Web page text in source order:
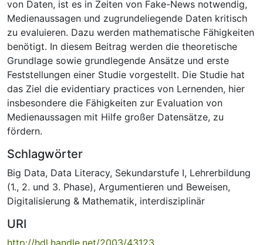
von Daten, ist es in Zeiten von Fake-News notwendig,
Medienaussagen und zugrundeliegende Daten kritisch
zu evaluieren. Dazu werden mathematische Fähigkeiten
benötigt. In diesem Beitrag werden die theoretische
Grundlage sowie grundlegende Ansätze und erste
Feststellungen einer Studie vorgestellt. Die Studie hat
das Ziel die evidentiary practices von Lernenden, hier
insbesondere die Fähigkeiten zur Evaluation von
Medienaussagen mit Hilfe großer Datensätze, zu
fördern.
Schlagwörter
Big Data, Data Literacy, Sekundarstufe I, Lehrerbildung
(1., 2. und 3. Phase), Argumentieren und Beweisen,
Digitalisierung & Mathematik, interdisziplinär
URI
http://hdl.handle.net/2003/43123